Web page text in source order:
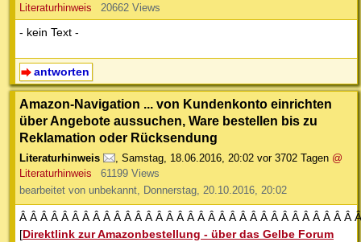
Literaturhinweis
20662 Views
- kein Text -
antworten
Amazon-Navigation ... von Kundenkonto einrichten
über Angebote aussuchen, Ware bestellen bis zu
Reklamation oder Rücksendung
Literaturhinweis , Samstag, 18.06.2016, 20:02 vor 3702 Tagen @
Literaturhinweis
61199 Views
bearbeitet von unbekannt, Donnerstag, 20.10.2016, 20:02
Â Â Â Â Â Â Â Â Â Â Â Â Â Â Â Â Â Â Â Â Â Â Â Â Â Â Â Â Â Â Â Â
[Direktlink zur Amazonbestellung - über das Gelbe Forum